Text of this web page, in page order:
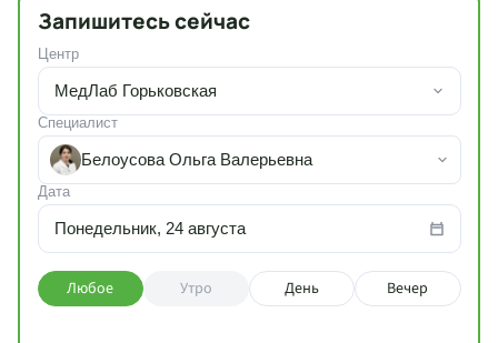
Запишитесь сейчас
Центр
МедЛаб Горьковская
Специалист
Белоусова Ольга Валерьевна
Дата
Понедельник, 24 августа
Любое Утро День Вечер